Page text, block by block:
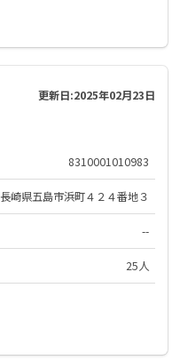
更新日:2025年02月23日
8310001010983
長崎県五島市浜町４２４番地３
--
25人